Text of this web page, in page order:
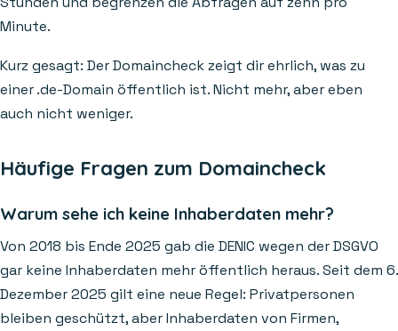
Minute.
Kurz gesagt: Der Domaincheck zeigt dir ehrlich, was zu
einer .de-Domain öffentlich ist. Nicht mehr, aber eben
auch nicht weniger.
Häufige Fragen zum Domaincheck
Warum sehe ich keine Inhaberdaten mehr?
Von 2018 bis Ende 2025 gab die DENIC wegen der DSGVO
gar keine Inhaberdaten mehr öffentlich heraus. Seit dem 6.
Dezember 2025 gilt eine neue Regel: Privatpersonen
bleiben geschützt, aber Inhaberdaten von Firmen,